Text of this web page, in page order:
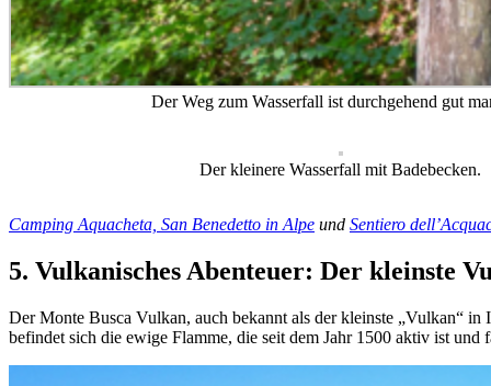
Der Weg zum Wasserfall ist durchgehend gut
Der kleinere Wasserfall mit Badebecken.
Camping Aquacheta, San Benedetto in Alpe und Sentiero
5. Vulkanisches Abenteuer: Der kleinste
Der Monte Busca Vulkan, auch bekannt als der kleinste „Vulkan“
befindet sich die ewige Flamme, die seit dem Jahr 1500 aktiv ist